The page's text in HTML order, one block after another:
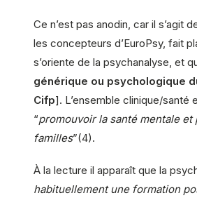
Ce n’est pas anodin, car il s’agit
les concepteurs d’EuroPsy, fait
s’oriente de la psychanalyse, et
générique ou psychologique
Cifp]. L’ensemble clinique/
“promouvoir la santé mentale
familles”(4).
À la lecture il apparaît que la
habituellement une formation